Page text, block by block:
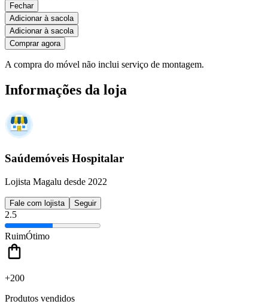
Fechar
Adicionar à sacola
Adicionar à sacola
Comprar agora
A compra do móvel não inclui serviço de montagem.
Informações da loja
Saúdemóveis Hospitalar
Lojista Magalu desde 2022
Fale com lojista Seguir
2.5
RuimÓtimo
+200
Produtos vendidos